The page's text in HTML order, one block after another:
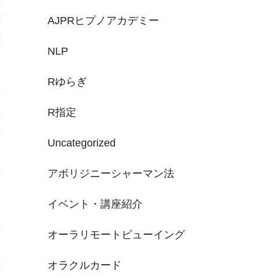
AJPRヒプノアカデミー
NLP
Rゆらぎ
R指定
Uncategorized
アボリジニーシャーマン法
イベント・講座紹介
オーラリモートビューイング
オラクルカード